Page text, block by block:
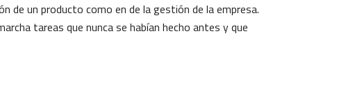
de un producto como en de la gestión de la empresa.
tareas que nunca se habían hecho antes y que